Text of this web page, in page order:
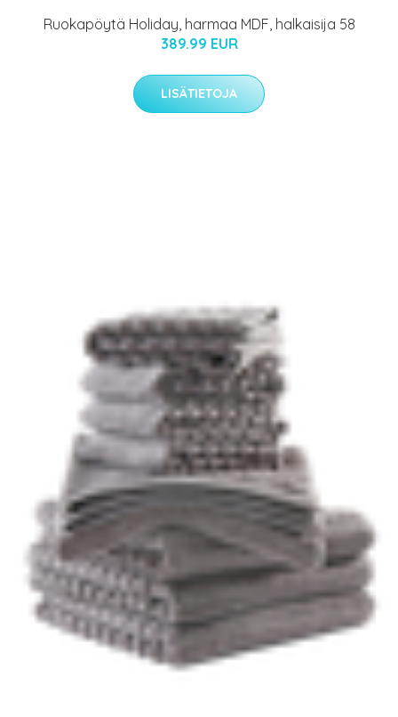
Ruokapöytä Holiday, harmaa MDF, halkaisija 58
389.99 EUR
LISÄTIETOJA